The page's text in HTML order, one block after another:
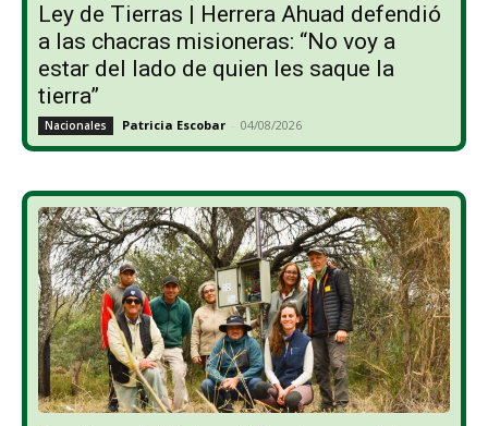
Ley de Tierras | Herrera Ahuad defendió
a las chacras misioneras: “No voy a
estar del lado de quien les saque la
tierra”
Nacionales Patricia Escobar - 04/08/2026